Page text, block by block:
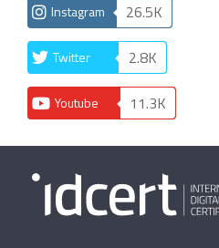
Instagram 26.5K
Twitter 2.8K
Youtube 11.3K